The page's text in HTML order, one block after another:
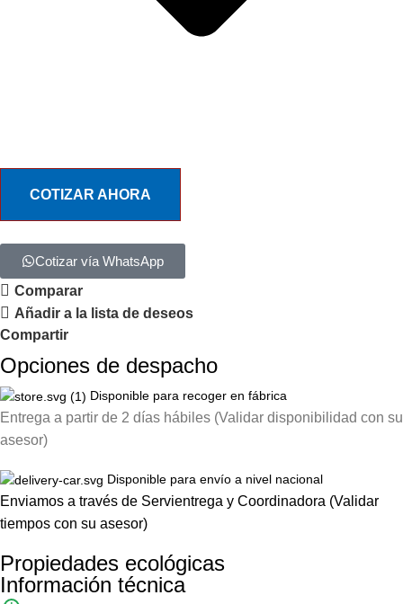
COTIZAR AHORA
Cotizar vía WhatsApp
Comparar
Añadir a la lista de deseos
Compartir
Opciones de despacho
Disponible para recoger en fábrica
Entrega a partir de 2 días hábiles (Validar disponibilidad con su
asesor)
Disponible para envío a nivel nacional
Enviamos a través de Servientrega y Coordinadora (Validar
tiempos con su asesor)
Propiedades ecológicas
Información técnica